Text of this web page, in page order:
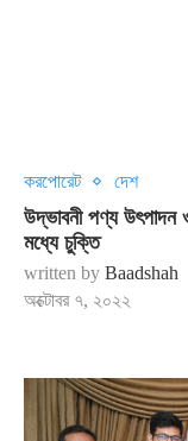
করপোরেট দেশ
উদ্ভাবনী পণ্য উৎপাদন
মধ্যে চুক্তি
written by Baadshah
অক্টোবর ৭, ২০২২